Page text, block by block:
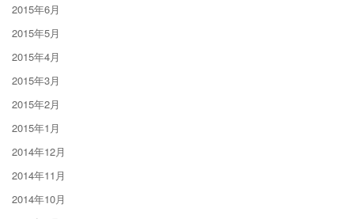
2015年6月
2015年5月
2015年4月
2015年3月
2015年2月
2015年1月
2014年12月
2014年11月
2014年10月